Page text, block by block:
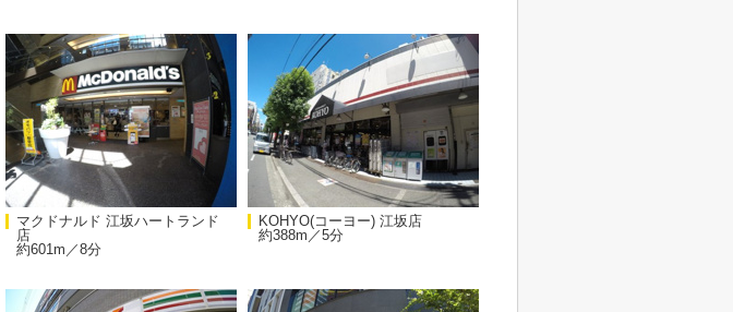
マクドナルド 江坂ハートランド
店
約601m／8分
KOHYO(コーヨー) 江坂店
約388m／5分